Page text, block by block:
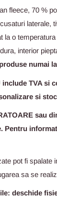
fleece, 70 %
laterale,
la o
interior
numai
include TVA si
si
sau
Pentru
pot fi spalate
sa se
deschide